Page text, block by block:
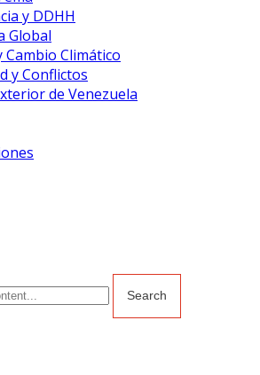
y DDHH
Global
Cambio Climático
y Conflictos
de Venezuela